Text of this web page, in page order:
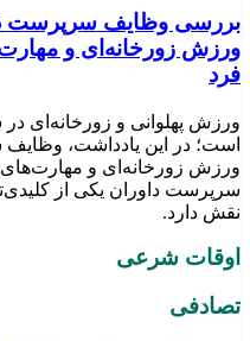
بررسی وظايف سرپرست
ورزش زورخانه‌ای و
فرد
ورزش پهلوانی و زورخانه‌ای
است؛ در این یادداشت،
ورزش زورخانه‌ای و
سرپرست داوران یکی از
نقش دارد.
اوقات شرعی
تصادفی